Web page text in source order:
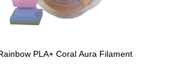
PLA+ Coral Aura Filament